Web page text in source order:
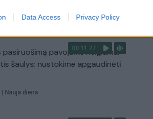
Data Access Privacy Policy
Visi įrašai
00:11:27
pasiruošimą pavojams neigiamai
šaulys: nustokime apgaudinėti
| Nauja diena